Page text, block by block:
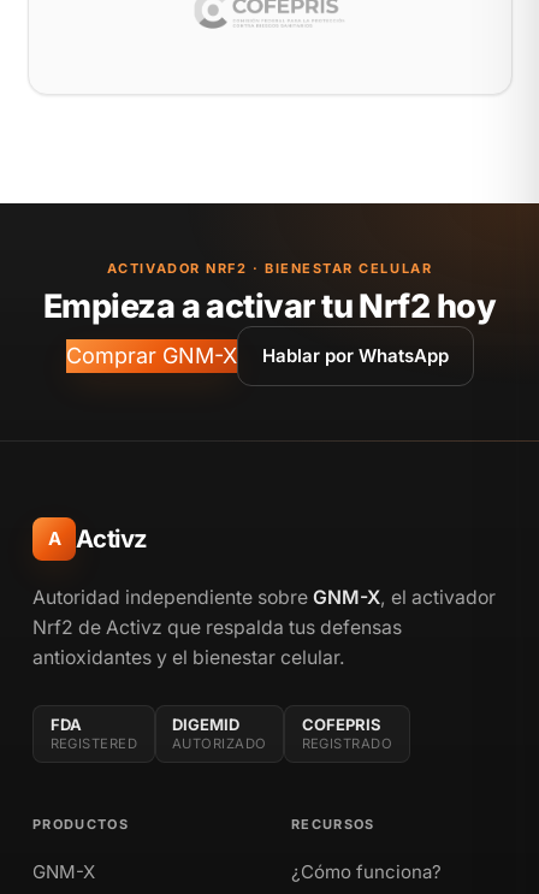
ACTIVADOR NRF2 · BIENESTAR CELULAR
Empieza a activar tu Nrf2 hoy
Comprar GNM-X Hablar por WhatsApp
A Activz
Autoridad independiente sobre GNM-X, el activador
Nrf2 de Activz que respalda tus defensas
antioxidantes y el bienestar celular.
FDA
REGISTERED
DIGEMID
AUTORIZADO
COFEPRIS
REGISTRADO
PRODUCTOS
GNM-X
RECURSOS
¿Cómo funciona?